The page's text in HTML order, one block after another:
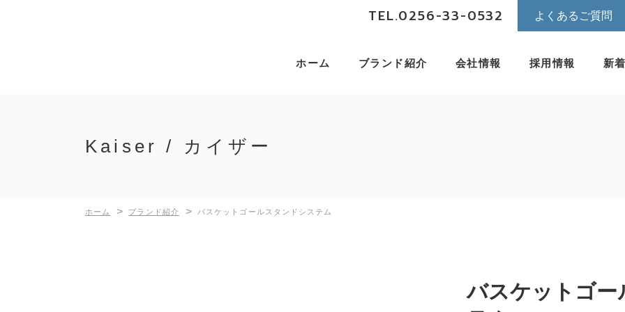
TEL.0256-33-0532 よくあるご質問
ホーム ブランド紹介 会社情報 採用情報 新
Kaiser / カイザー
ホーム > ブランド紹介 > バスケットゴールスタンドシステム
バスケットゴ